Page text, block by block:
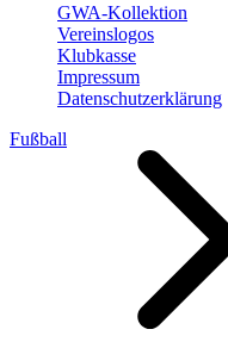
GWA-Kollektion
Vereinslogos
Klubkasse
Impressum
Datenschutzerklärung
Fußball